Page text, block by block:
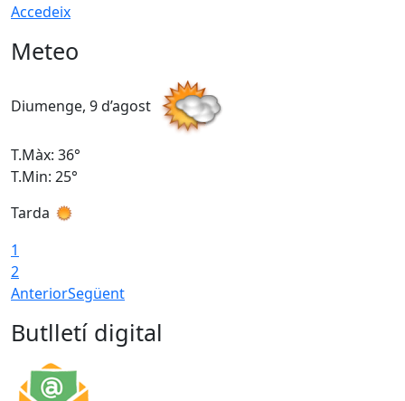
Accedeix
Meteo
Diumenge, 9 d’agost
T.Màx: 36°
T.Min: 25°
Tarda
1
2
AnteriorSegüent
Butlletí digital